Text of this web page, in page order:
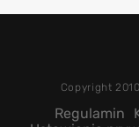
Copyright
Regulamin